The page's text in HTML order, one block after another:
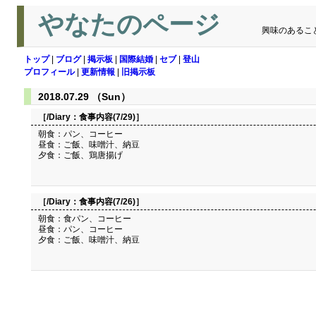
やなたのページ 興味のあるこ
トップ| ブログ| 掲示板 国際結婚 セブ| 登山
プロフィール| 更新情報 旧掲示板
2018.07.29 （Sun）
［/Diary： 食事内容(7/29)］
朝食：パン、コーヒー
昼食：ご飯、味噌汁、納豆
夕食：ご飯、鶏唐揚げ
［/Diary： 食事内容(7/26)］
朝食：食パン、コーヒー
昼食：パン、コーヒー
夕食：ご飯、味噌汁、納豆